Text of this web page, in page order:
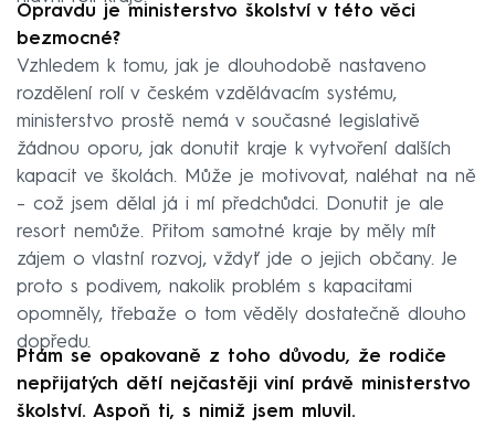
Opravdu je ministerstvo školství v této věci
bezmocné?
Vzhledem k tomu, jak je dlouhodobě nastaveno
rozdělení rolí v českém vzdělávacím systému,
ministerstvo prostě nemá v současné legislativě
žádnou oporu, jak donutit kraje k vytvoření dalších
kapacit ve školách. Může je motivovat, naléhat na ně
– což jsem dělal já i mí předchůdci. Donutit je ale
resort nemůže. Přitom samotné kraje by měly mít
zájem o vlastní rozvoj, vždyť jde o jejich občany. Je
proto s podivem, nakolik problém s kapacitami
opomněly, třebaže o tom věděly dostatečně dlouho
dopředu.
Ptám se opakovaně z toho důvodu, že rodiče
nepřijatých dětí nejčastěji viní právě ministerstvo
školství. Aspoň ti, s nimiž jsem mluvil.